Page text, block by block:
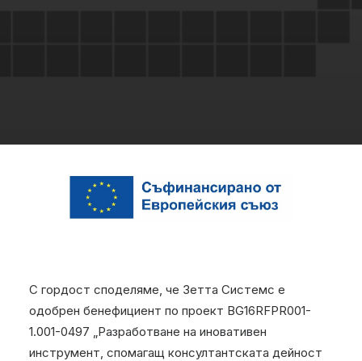
С гордост споделяме, че Зетта Системс е
одобрен бенефициент по проект BG16RFPR001-
1.001-0497 „Разработване на иновативен
инструмент, спомагащ консултантската дейност